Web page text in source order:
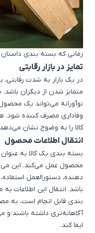
زمانی که بسته بندی
تمایز در بازار رقابتی
در یک بازار به شدت رقابتی،
متمایز شدن از دیگران
نوآورانه می‌تواند یک
وفاداری مصرف کننده
کالا را به وضوح نشان
انتقال اطلاعات محصول
بسته بندی یک کالا به
محصول عمل می‌کند. این
دهنده، دستورالعمل
باشد. انتقال این اطلاعات
بندی قابل انجام است، به
آگاهانه‌تری داشته باشند و
ایفا کند.